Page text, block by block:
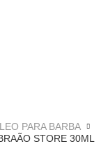
PARA BARBA
STORE 30ML